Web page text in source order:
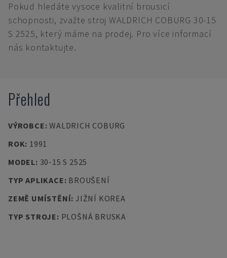
Pokud hledáte vysoce kvalitní brousicí
schopnosti, zvažte stroj WALDRICH COBURG 30-15
S 2525, který máme na prodej. Pro více informací
nás kontaktujte.
Přehled
VÝROBCE:WALDRICH COBURG
ROK: 1991
MODEL: 30-15 S 2525
TYP APLIKACE: BROUŠENÍ
ZEMĚ UMÍSTĚNÍ: JIŽNÍ KOREA
TYP STROJE: PLOŠNÁ BRUSKA